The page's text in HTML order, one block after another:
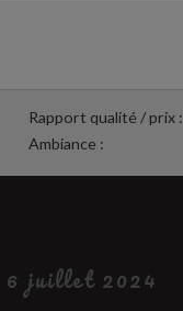
Rapport qualité / prix :
Ambiance :
6 juillet 2024